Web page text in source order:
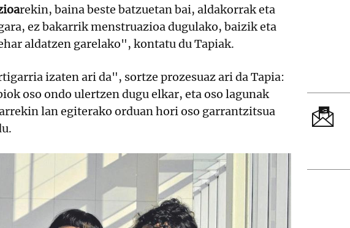
rekin, baina beste batzuetan bai, aldakorrak eta
ez bakarrik menstruazioa dugulako, baizik eta
aldatzen garelako", kontatu du Tapiak.
izaten ari da", sortze prozesuaz ari da Tapia:
oso ondo ulertzen dugu elkar, eta oso lagunak
lan egiterako orduan hori oso garrantzitsua